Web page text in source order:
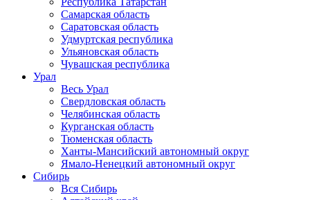
Самарская область
Саратовская область
Удмуртская республика
Ульяновская область
Чувашская республика
Урал
Весь Урал
Свердловская область
Челябинская область
Курганская область
Тюменская область
Ханты-Мансийский автономный округ
Ямало-Ненецкий автономный округ
Сибирь
Вся Сибирь